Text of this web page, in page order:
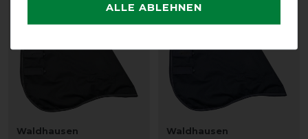
Waldhausen
Waldhausen
ALLE ABLEHNEN